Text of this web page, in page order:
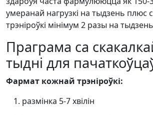
умеранай нагрузкі на тыдзень плюс
трэніроўкі мінімум 2 разы на
Праграма са
тыдні для
Фармат кожнай трэніроўкі:
размінка 5-7 хвілін